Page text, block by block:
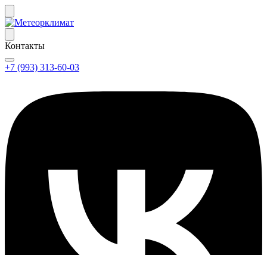
Контакты
+7 (993) 313-60-03